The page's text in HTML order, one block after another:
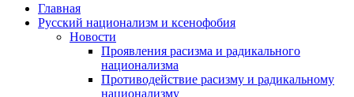
Главная
Русский национализм и ксенофобия
Новости
Проявления расизма и радикального
национализма
Противодействие расизму и радикальному
национализму